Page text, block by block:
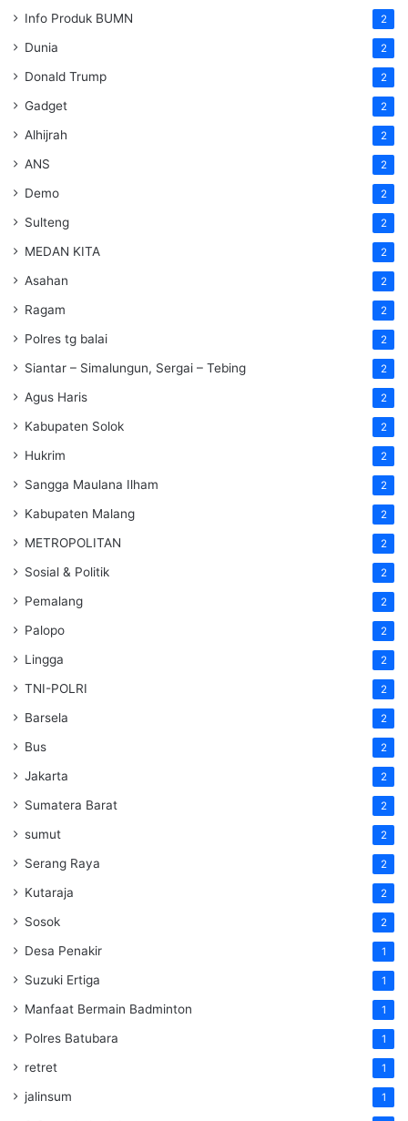
Info Produk BUMN 2
Dunia 2
Donald Trump 2
Gadget 2
Alhijrah 2
ANS 2
Demo 2
Sulteng 2
MEDAN KITA 2
Asahan 2
Ragam 2
Polres tg balai 2
Siantar – Simalungun, Sergai – Tebing 2
Agus Haris 2
Kabupaten Solok 2
Hukrim 2
Sangga Maulana Ilham 2
Kabupaten Malang 2
METROPOLITAN 2
Sosial & Politik 2
Pemalang 2
Palopo 2
Lingga 2
TNI-POLRI 2
Barsela 2
Bus 2
Jakarta 2
Sumatera Barat 2
sumut 2
Serang Raya 2
Kutaraja 2
Sosok 2
Desa Penakir 1
Suzuki Ertiga 1
Manfaat Bermain Badminton 1
Polres Batubara 1
retret 1
jalinsum 1